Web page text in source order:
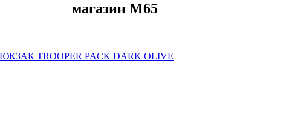
магазин M65
TROOPER PACK DARK OLIVE